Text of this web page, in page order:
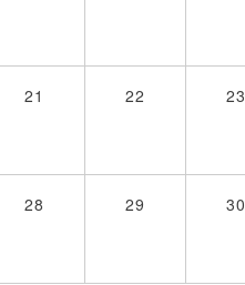
21 22 23
28 29 30